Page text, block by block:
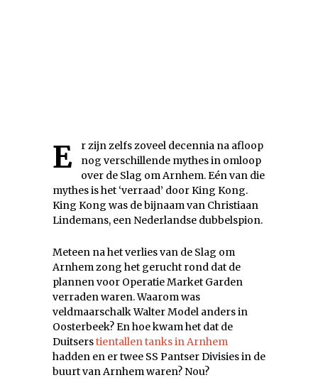
Er zijn zelfs zoveel decennia na afloop
nog verschillende mythes in omloop
over de Slag om Arnhem. Eén van die
mythes is het ‘verraad’ door King Kong.
King Kong was de bijnaam van Christiaan
Lindemans, een Nederlandse dubbelspion.
Meteen na het verlies van de Slag om
Arnhem zong het gerucht rond dat de
plannen voor Operatie Market Garden
verraden waren. Waarom was
veldmaarschalk Walter Model anders in
Oosterbeek? En hoe kwam het dat de
Duitserstientallen tanks in Arnhem
hadden en er twee SS Pantser Divisies in de
buurt van Arnhem waren? Nou?